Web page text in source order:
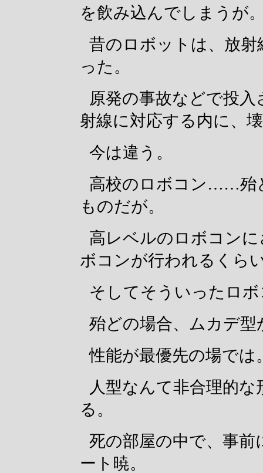
を飲み込んでしまうが
昔のロボットは、放
った。
原発の事故などで投
射線に対応する内に、
今は違う。
高校のロボコン……殆
ものだが。
高レベルのロボコン
ボコンが行われるくら
そしてそういったロ
殆どの場合、ムカデ
性能が最優先の場では
人型なんて非合理的
る。
死の部屋の中で、事
ート暁。